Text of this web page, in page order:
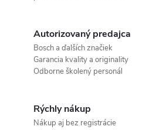
Autorizovaný predajca
Bosch a ďalších značiek
Garancia kvality a originality
Odborne školený personál
Rýchly nákup
Nákup aj bez registrácie